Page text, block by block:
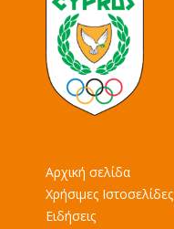
Αρχική σελίδα
Χρήσιμες Ιστοσελίδες
Ειδήσεις